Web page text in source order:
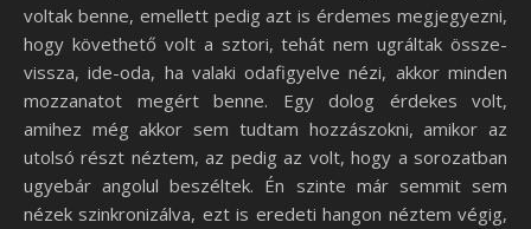
voltak benne, emellett pedig azt is érdemes megjegyezni,
hogy követhető volt a sztori, tehát nem ugráltak össze-
vissza, ide-oda, ha valaki odafigyelve nézi, akkor minden
mozzanatot megért benne. Egy dolog érdekes volt,
amihez még akkor sem tudtam hozzászokni, amikor az
utolsó részt néztem, az pedig az volt, hogy a sorozatban
ugyebár angolul beszéltek. Én szinte már semmit sem
nézek szinkronizálva, ezt is eredeti hangon néztem végig,